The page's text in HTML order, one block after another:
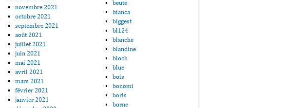
novembre 2021
octobre 2021
septembre 2021
août 2021
juillet 2021
juin 2021
mai 2021
avril 2021
mars 2021
février 2021
janvier 2021
beute
bianca
biggest
bl124
blanche
blandine
bloch
blue
bois
bonomi
boris
borne